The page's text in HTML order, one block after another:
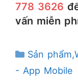
778 3626
vấn miễn
Danh
mục
Sản phẩm,
- App Mobile